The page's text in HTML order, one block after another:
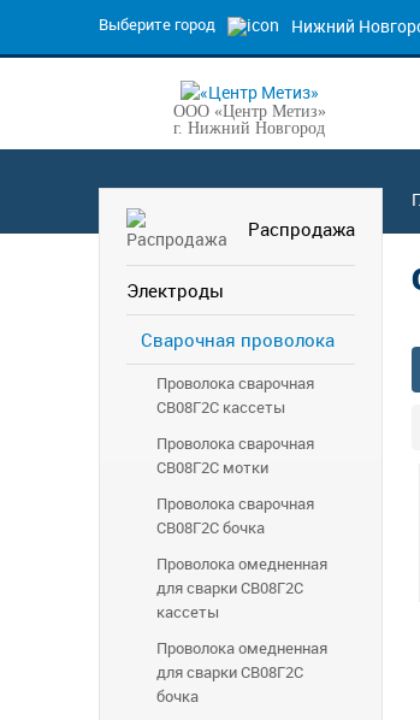
Выберите город Нижний
ООО «Центр Метиз»
г. Нижний Новгород
Распродажа
Электроды
Сварочная проволока
Проволока сварочная
СВ08Г2С кассеты
Проволока сварочная
СВ08Г2С мотки
Проволока сварочная
СВ08Г2С бочка
Проволока омедненная
для сварки СВ08Г2С
кассеты
Проволока омедненная
для сварки СВ08Г2С
бочка